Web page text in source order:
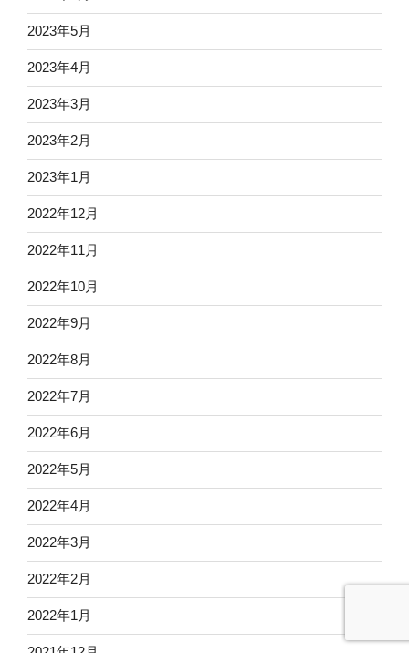
2023年5月
2023年4月
2023年3月
2023年2月
2023年1月
2022年12月
2022年11月
2022年10月
2022年9月
2022年8月
2022年7月
2022年6月
2022年5月
2022年4月
2022年3月
2022年2月
2022年1月